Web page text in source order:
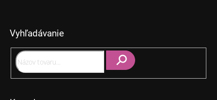
Vyhľadávanie